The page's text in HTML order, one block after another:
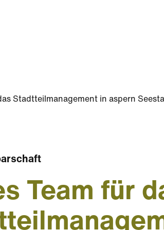
Stadtteilmanagement in aspern
Team für